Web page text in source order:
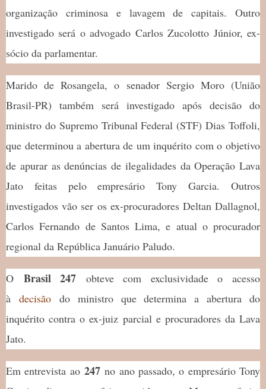
organização criminosa e lavagem de capitais. Outro
investigado será o advogado Carlos Zucolotto Júnior, ex-
sócio da parlamentar.
Marido de Rosangela, o senador Sergio Moro (União
Brasil-PR) também será investigado após decisão do
ministro do Supremo Tribunal Federal (STF) Dias Toffoli,
que determinou a abertura de um inquérito com o objetivo
de apurar as denúncias de ilegalidades da Operação Lava
Jato feitas pelo empresário Tony Garcia. Outros
investigados vão ser os ex-procuradores Deltan Dallagnol,
Carlos Fernando de Santos Lima, e atual o procurador
regional da República Januário Paludo.
O Brasil 247 obteve com exclusividade o acesso
à decisãodo ministro que determina a abertura do
inquérito contra o ex-juiz parcial e procuradores da Lava
Jato.
Em entrevista ao 247 no ano passado, o empresário Tony